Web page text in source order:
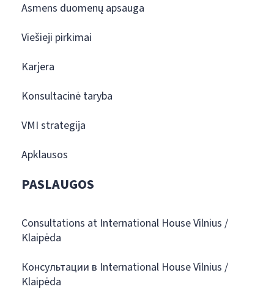
Asmens duomenų apsauga
Viešieji pirkimai
Karjera
Konsultacinė taryba
VMI strategija
Apklausos
PASLAUGOS
Consultations at International House Vilnius /
Klaipėda
Консультации в International House Vilnius /
Klaipėda